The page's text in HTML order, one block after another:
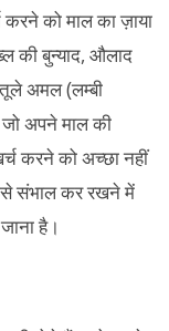
करने को माल का ज़ाया
की बुन्याद, औलाद
अमल (लम्बी
अपने माल की
करने को अच्छा नहीं
संभाल कर रखने में
है।